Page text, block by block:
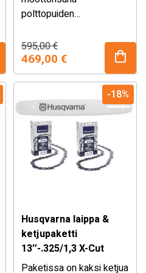
polttopuiden
kaatoon 14″
terävarustuksella ja
taloudellisella 2-MIX -
moottorilla. Teräketjun
sivukiristys, tankkien
pikalukituskorkit ja
ilmansuodatinjärjestelmä
pitkällä huoltovälillä.
595,00€
Alkuperäinen
hinta
595,00 €.
469,00 €
Nykyinen
hinta
469,00 €.
-18%
Husqvarna laippa &
ketjupaketti
13″-.325/1,3 X-Cut
Paketissa on kaksi ketjua